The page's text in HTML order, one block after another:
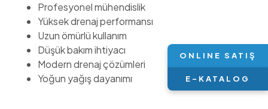
Profesyonel mühendislik
Yüksek drenaj performansı
Uzun ömürlü kullanım
Düşük bakım ihtiyacı
Modern drenaj çözümleri
Yoğun yağış dayanımı
ONLINE SATIŞ
E-KATALOG